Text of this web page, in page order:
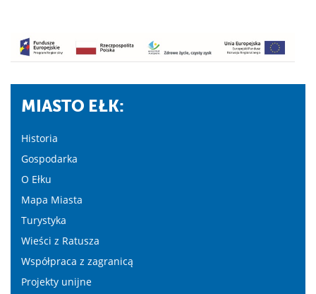
MIASTO EŁK:
Historia
Gospodarka
O Ełku
Mapa Miasta
Turystyka
Wieści z Ratusza
Współpraca z zagranicą
Projekty unijne